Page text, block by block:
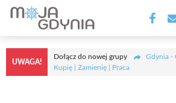
Przejdź
treści
UWAGA!
Dołącz do nowej grupy
Gdynia -
Kupię | Zamienię | Praca